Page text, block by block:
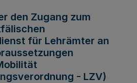
den Zugang zum
für Lehrämter an
- LZV)